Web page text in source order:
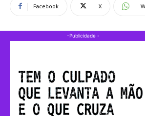
Facebook X
-Publicidade -